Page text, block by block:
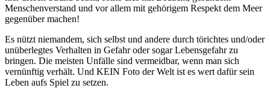
Menschenverstand und vor allem mit gehörigem Respekt dem Meer
gegenüber machen!
Es nützt niemandem, sich selbst und andere durch törichtes und/oder
unüberlegtes Verhalten in Gefahr oder sogar Lebensgefahr zu
bringen. Die meisten Unfälle sind vermeidbar, wenn man sich
vernünftig verhält. Und KEIN Foto der Welt ist es wert dafür sein
Leben aufs Spiel zu setzen.